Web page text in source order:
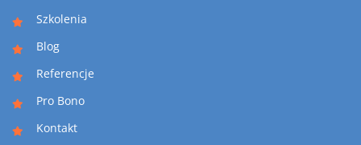
Szkolenia
Blog
Referencje
Pro Bono
Kontakt